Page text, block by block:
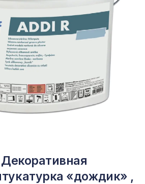
«дождик» ,